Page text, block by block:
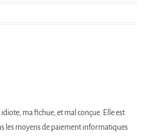
idiote, ma fichue, et mal conçue. Elle est
les moyens de paiement informatiques